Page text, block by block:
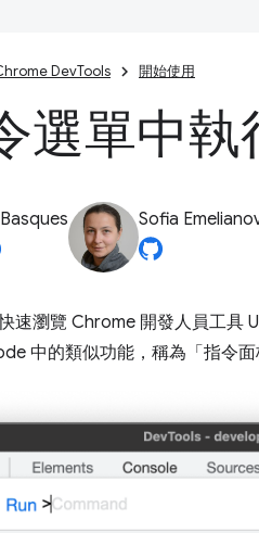
DevTools 開始使用
選單中執
Sofia
速瀏覽 Chrome 開發人員工具
中的類似功能，稱為「指令面